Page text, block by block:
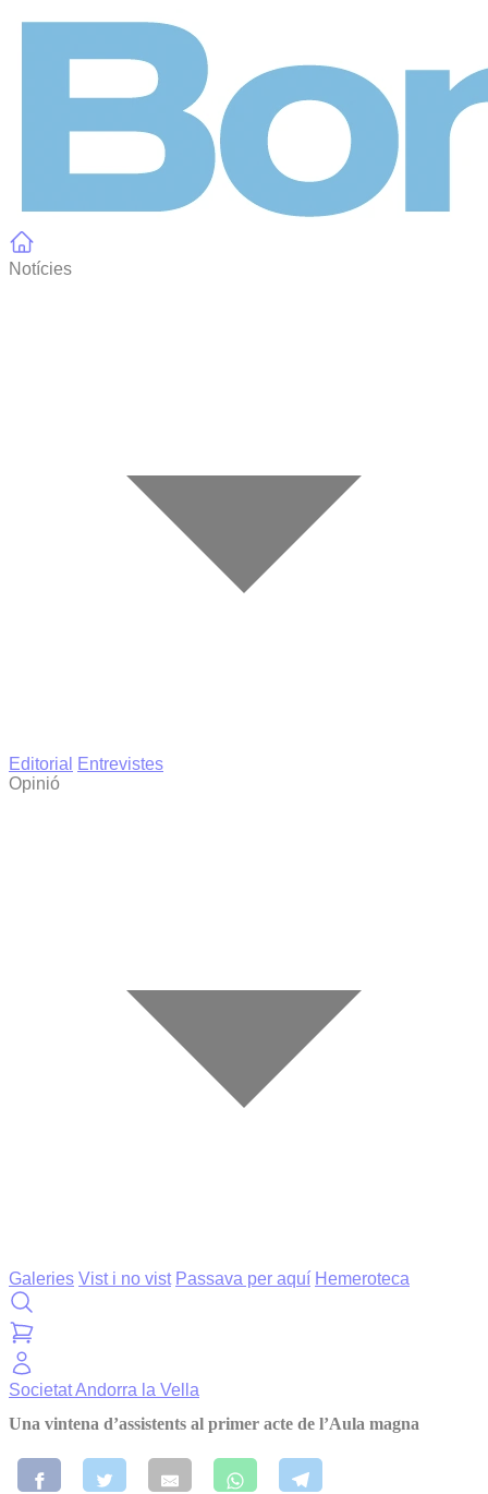
Notícies
Editorial
Entrevistes
Opinió
Galeries Vist i no vist Passava per aquí Hemeroteca
SocietatAndorra la Vella
Una vintena d’assistents al primer acte de l’Aula magna